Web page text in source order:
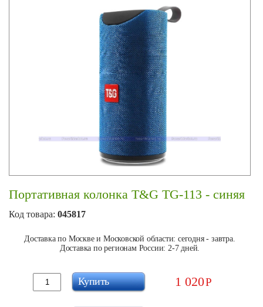
Портативная колонка T&G TG-113 - синяя
Код товара: 045817
Доставка по Москве и Московской области: сегодня - завтра.
Доставка по регионам России: 2-7 дней.
1 020Р
Купить